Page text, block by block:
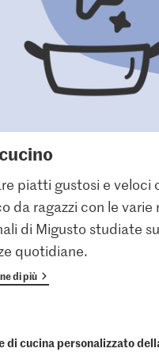
piatti gustosi e veloci
da ragazzi con le
di Migusto studiate
quotidiane.
di più
di cucina personalizzato